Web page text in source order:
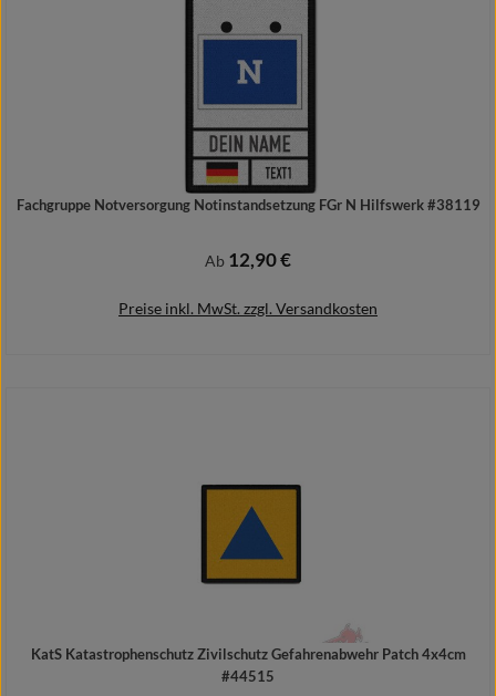
Fachgruppe Notversorgung Notinstandsetzung FGr N Hilfswerk #38119
Regulärer Preis:
Ab 12,90 €
Preise inkl. MwSt. zzgl. Versandkosten
KatS Katastrophenschutz Zivilschutz Gefahrenabwehr Patch 4x4cm
#44515